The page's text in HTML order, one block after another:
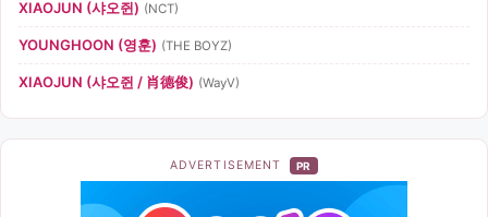
XIAOJUN (샤오쥔) (NCT)
YOUNGHOON (영훈) (THE BOYZ)
XIAOJUN (샤오쥔 / 肖德俊) (WayV)
ADVERTISEMENT PR